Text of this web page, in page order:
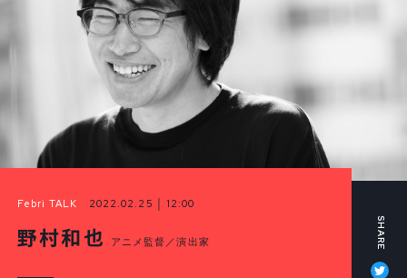
Febri TALK 2022.02.25 │ 12:00
野村和也 アニメ監督／演出家